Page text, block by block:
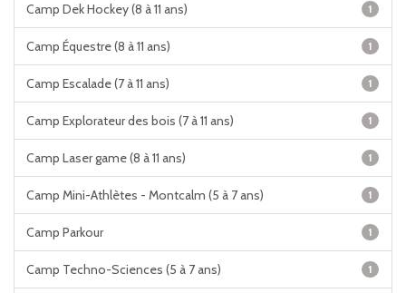
Camp Dek Hockey (8 à 11 ans) 1
Camp Équestre (8 à 11 ans) 1
Camp Escalade (7 à 11 ans) 1
Camp Explorateur des bois (7 à 11 ans) 1
Camp Laser game (8 à 11 ans) 1
Camp Mini-Athlètes - Montcalm (5 à 7 ans) 1
Camp Parkour 1
Camp Techno-Sciences (5 à 7 ans) 1